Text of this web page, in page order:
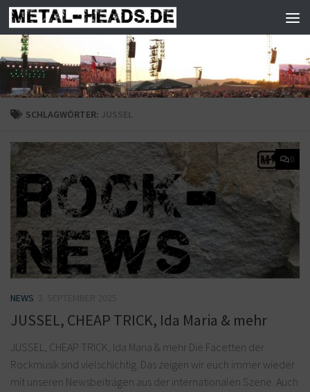
Zum Inhalt springen
SCHLAGWÖRTER: JUSSEL
0
NEWS
JUSSEL, CHEAP TRICK, Ida Maria & mehr
JUSSEL, CHEAP TRICK, Ida Maria & mehr Die Facetten der
Rockmusik sind vielschichtig. Das zeigen wir euch immer wieder
mit unseren Newsbeiträgen aus der internationalen Szene. Auch